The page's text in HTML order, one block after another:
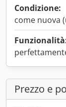
Condizione:
come nuova
Prezzo e